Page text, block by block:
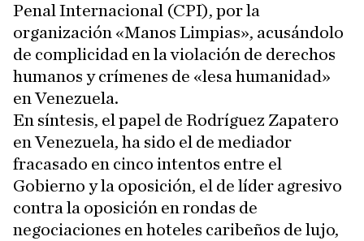
Penal Internacional (CPI), por la
organización «Manos Limpias», acusándolo
de complicidad en la violación de derechos
humanos y crímenes de «lesa humanidad»
en Venezuela.
En síntesis, el papel de Rodríguez Zapatero
en Venezuela, ha sido el de mediador
fracasado en cinco intentos entre el
Gobierno y la oposición, el de líder agresivo
contra la oposición en rondas de
negociaciones en hoteles caribeños de lujo,